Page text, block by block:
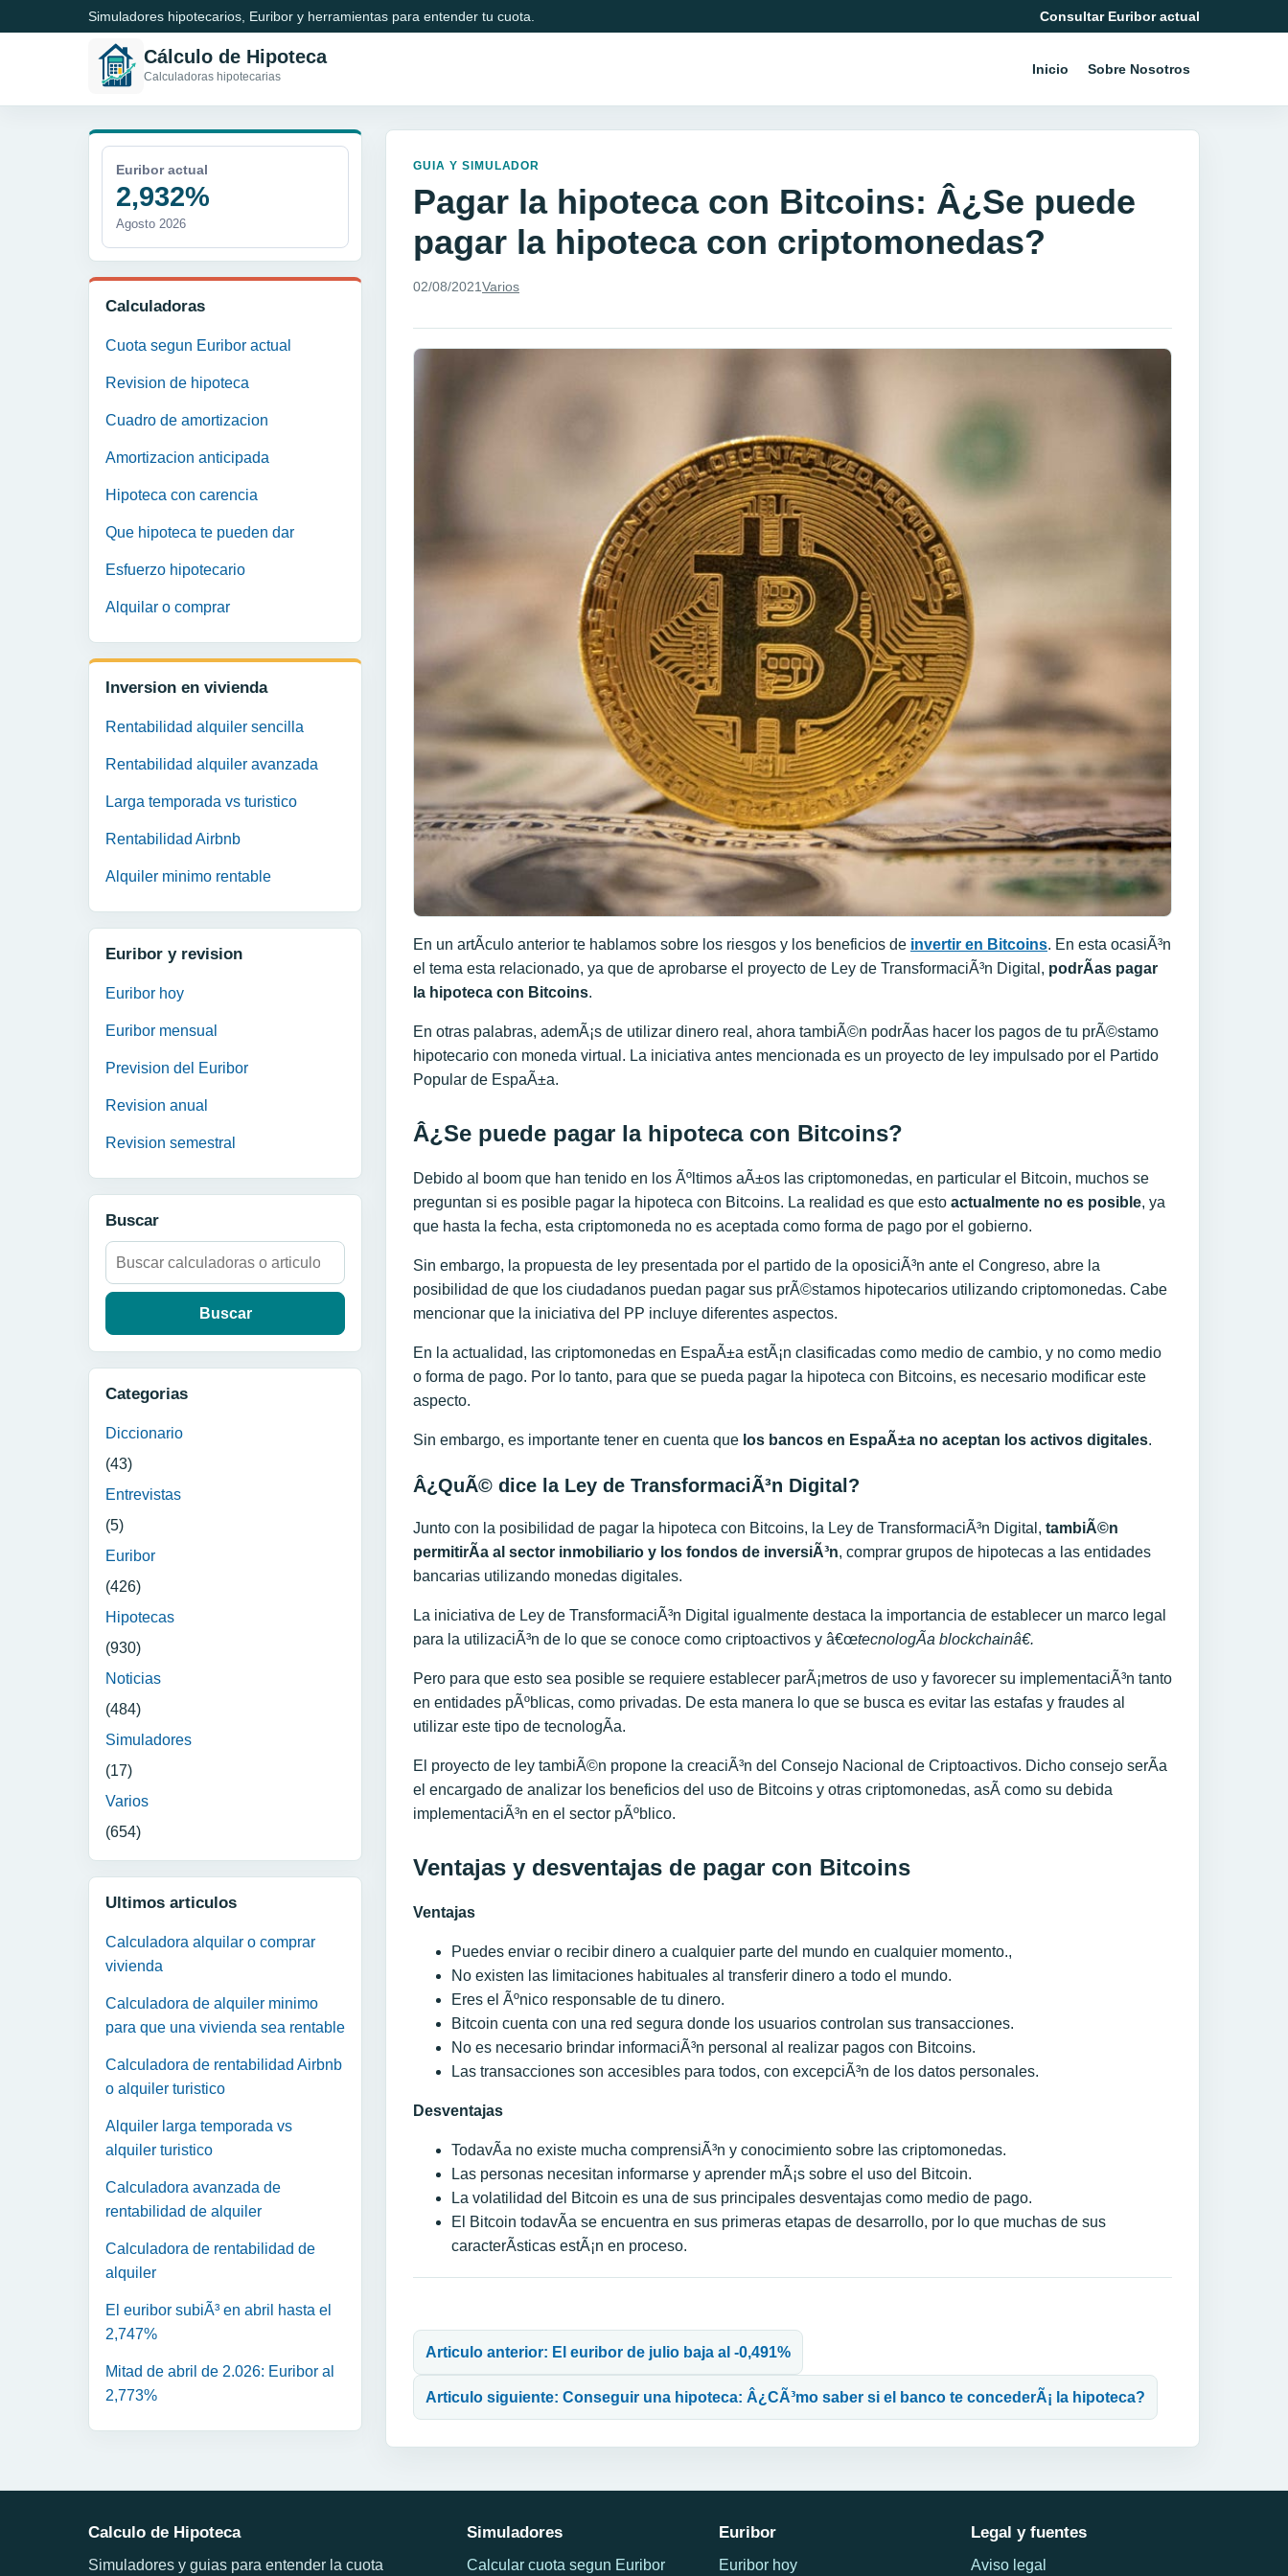
Simuladores hipotecarios, Euribor y herramientas para entender tu cuota. Consultar Euribor actual
Cálculo de Hipoteca
Calculadoras hipotecarias Inicio Sobre Nosotros
Euribor actual
2,932%
Agosto 2026
Calculadoras
Cuota segun Euribor actual
Revision de hipoteca
Cuadro de amortizacion
Amortizacion anticipada
Hipoteca con carencia
Que hipoteca te pueden dar
Esfuerzo hipotecario
Alquilar o comprar
Inversion en vivienda
Rentabilidad alquiler sencilla
Rentabilidad alquiler avanzada
Larga temporada vs turistico
Rentabilidad Airbnb
Alquiler minimo rentable
Euribor y revision
Euribor hoy
Euribor mensual
Prevision del Euribor
Revision anual
Revision semestral
Buscar
Buscar:
Categorias
Diccionario
(43)
Entrevistas
(5)
Euribor
(426)
Hipotecas
(930)
Noticias
(484)
Simuladores
(17)
Varios
(654)
Ultimos articulos
Calculadora alquilar o comprar
vivienda
Calculadora de alquiler minimo
para que una vivienda sea rentable
Calculadora de rentabilidad Airbnb
o alquiler turistico
Alquiler larga temporada vs
alquiler turistico
Calculadora avanzada de
rentabilidad de alquiler
Calculadora de rentabilidad de
alquiler
El euribor subiÃ³ en abril hasta el
2,747%
Mitad de abril de 2.026: Euribor al
2,773%
GUIA Y SIMULADOR
Pagar la hipoteca con Bitcoins: Â¿Se puede
pagar la hipoteca con criptomonedas?
02/08/2021Varios
En un artÃ­culo anterior te hablamos sobre los riesgos y los beneficios de invertir en Bitcoins. En esta ocasiÃ³n
el tema esta relacionado, ya que de aprobarse el proyecto de Ley de TransformaciÃ³n Digital, podrÃ­as pagar
la hipoteca con Bitcoins.
En otras palabras, ademÃ¡s de utilizar dinero real, ahora tambiÃ©n podrÃ­as hacer los pagos de tu prÃ©stamo
hipotecario con moneda virtual. La iniciativa antes mencionada es un proyecto de ley impulsado por el Partido
Popular de EspaÃ±a.
Â¿Se puede pagar la hipoteca con Bitcoins?
Debido al boom que han tenido en los Ãºltimos aÃ±os las criptomonedas, en particular el Bitcoin, muchos se
preguntan si es posible pagar la hipoteca con Bitcoins. La realidad es que esto actualmente no es posible, ya
que hasta la fecha, esta criptomoneda no es aceptada como forma de pago por el gobierno.
Sin embargo, la propuesta de ley presentada por el partido de la oposiciÃ³n ante el Congreso, abre la
posibilidad de que los ciudadanos puedan pagar sus prÃ©stamos hipotecarios utilizando criptomonedas. Cabe
mencionar que la iniciativa del PP incluye diferentes aspectos.
En la actualidad, las criptomonedas en EspaÃ±a estÃ¡n clasificadas como medio de cambio, y no como medio
o forma de pago. Por lo tanto, para que se pueda pagar la hipoteca con Bitcoins, es necesario modificar este
aspecto.
Sin embargo, es importante tener en cuenta que los bancos en EspaÃ±a no aceptan los activos digitales.
Â¿QuÃ© dice la Ley de TransformaciÃ³n Digital?
Junto con la posibilidad de pagar la hipoteca con Bitcoins, la Ley de TransformaciÃ³n Digital, tambiÃ©n
permitirÃ­a al sector inmobiliario y los fondos de inversiÃ³n, comprar grupos de hipotecas a las entidades
bancarias utilizando monedas digitales.
La iniciativa de Ley de TransformaciÃ³n Digital igualmente destaca la importancia de establecer un marco legal
para la utilizaciÃ³n de lo que se conoce como criptoactivos y â€œtecnologÃ­a blockchainâ€.
Pero para que esto sea posible se requiere establecer parÃ¡metros de uso y favorecer su implementaciÃ³n tanto
en entidades pÃºblicas, como privadas. De esta manera lo que se busca es evitar las estafas y fraudes al
utilizar este tipo de tecnologÃ­a.
El proyecto de ley tambiÃ©n propone la creaciÃ³n del Consejo Nacional de Criptoactivos. Dicho consejo serÃ­a
el encargado de analizar los beneficios del uso de Bitcoins y otras criptomonedas, asÃ­ como su debida
implementaciÃ³n en el sector pÃºblico.
Ventajas y desventajas de pagar con Bitcoins
Ventajas
Puedes enviar o recibir dinero a cualquier parte del mundo en cualquier momento.,
No existen las limitaciones habituales al transferir dinero a todo el mundo.
Eres el Ãºnico responsable de tu dinero.
Bitcoin cuenta con una red segura donde los usuarios controlan sus transacciones.
No es necesario brindar informaciÃ³n personal al realizar pagos con Bitcoins.
Las transacciones son accesibles para todos, con excepciÃ³n de los datos personales.
Desventajas
TodavÃ­a no existe mucha comprensiÃ³n y conocimiento sobre las criptomonedas.
Las personas necesitan informarse y aprender mÃ¡s sobre el uso del Bitcoin.
La volatilidad del Bitcoin es una de sus principales desventajas como medio de pago.
El Bitcoin todavÃ­a se encuentra en sus primeras etapas de desarrollo, por lo que muchas de sus
caracterÃ­sticas estÃ¡n en proceso.
Articulo anterior: El euribor de julio baja al -0,491%
Articulo siguiente: Conseguir una hipoteca: Â¿CÃ³mo saber si el banco te concederÃ¡ la hipoteca?
Calculo de Hipoteca
Simuladores y guias para entender la cuota
Simuladores
Calcular cuota segun Euribor
Euribor
Euribor hoy
Legal y fuentes
Aviso legal